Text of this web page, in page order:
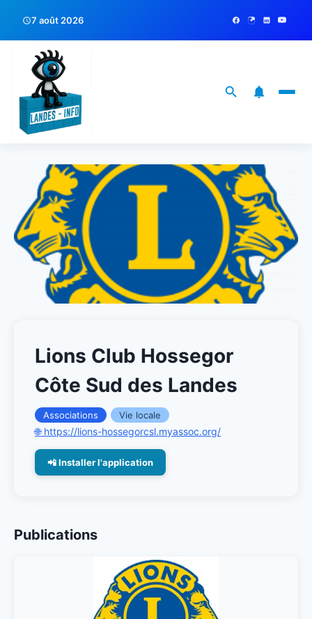
7 août 2026
Lions Club Hossegor
Côte Sud des Landes
Associations Vie locale
🌐 https://lions-hossegorcsl.myassoc.org/
📲 Installer l'application
Publications